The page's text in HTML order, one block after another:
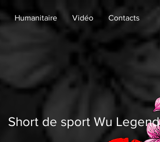
Humanitaire Vidéo Contacts
Short de sport Wu Legend